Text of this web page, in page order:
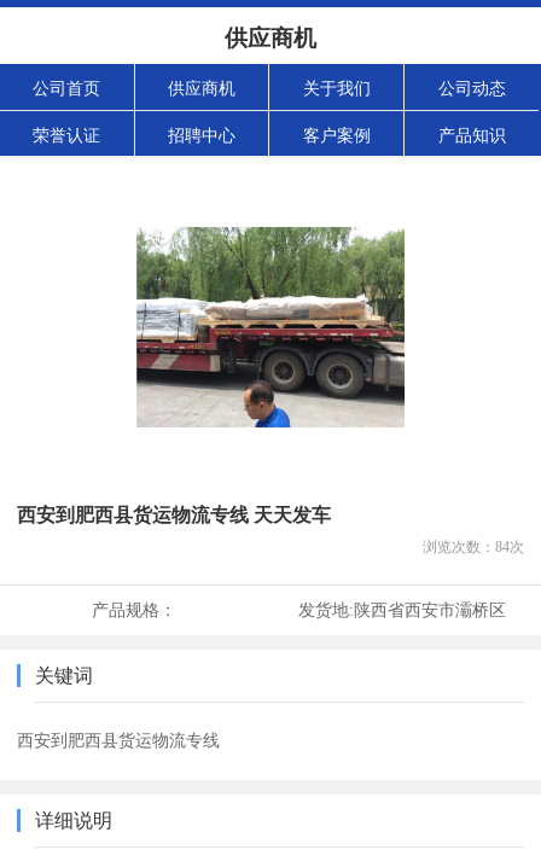
供应商机
公司首页 供应商机 关于我们 公司动态
荣誉认证 招聘中心 客户案例 产品知识
西安到肥西县货运物流专线 天天发车
浏览次数： 84次
产品规格： 发货地:陕西省西安市灞桥区
关键词
西安到肥西县货运物流专线
详细说明